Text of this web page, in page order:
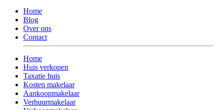
Home
Blog
Over ons
Contact
Home
Huis verkopen
Taxatie huis
Kosten makelaar
Aankoopmakelaar
Verhuurmakelaar